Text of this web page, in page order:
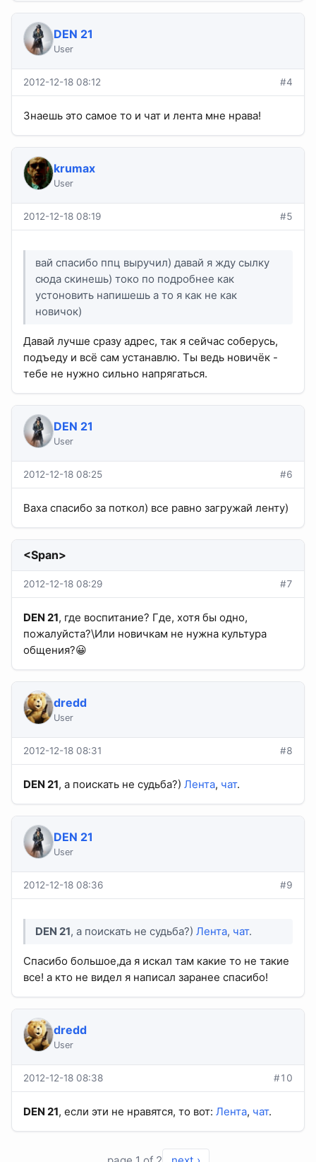
DEN 21
User
2012-12-18 08:12 #4
Знаешь это самое то и чат и лента мне нрава!
krumax
User
2012-12-18 08:19 #5
вай спасибо ппц выручил) давай я жду сылку
сюда скинешь) токо по подробнее как
устоновить напишешь а то я как не как
новичок)
Давай лучше сразу адрес, так я сейчас соберусь,
подъеду и всё сам устанавлю. Ты ведь новичёк -
тебе не нужно сильно напрягаться.
DEN 21
User
2012-12-18 08:25 #6
Ваха спасибо за поткол) все равно загружай ленту)
<Span>
2012-12-18 08:29 #7
DEN 21, где воспитание? Где, хотя бы одно,
пожалуйста?\Или новичкам не нужна культура
общения?😀
dredd
User
2012-12-18 08:31 #8
DEN 21, а поискать не судьба?) Лента, чат.
DEN 21
User
2012-12-18 08:36 #9
DEN 21, а поискать не судьба?)Лента, чат.
Спасибо большое,да я искал там какие то не такие
все! а кто не видел я написал заранее спасибо!
dredd
User
2012-12-18 08:38 #10
DEN 21, если эти не нравятся, то вот: Лента, чат.